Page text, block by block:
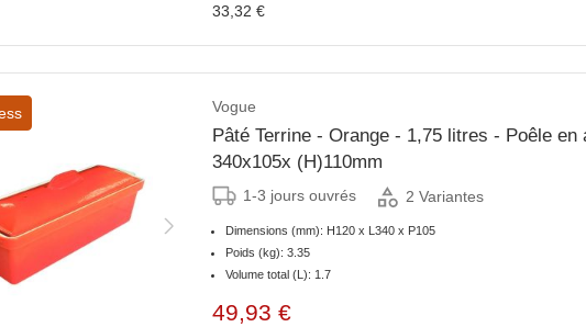
33,32 €
Vogue
Pâté Terrine - Orange - 1,75 litres - Poêle
340x105x (H)110mm
1-3 jours ouvrés 2 Variantes
Dimensions (mm): H120 x L340 x P105
Poids (kg): 3.35
Volume total (L): 1.7
49,93 €